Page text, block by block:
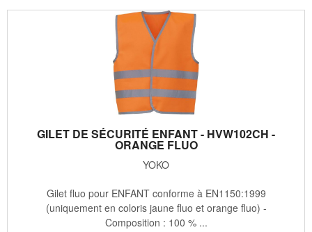
GILET DE SÉCURITÉ ENFANT - HVW102CH -
ORANGE FLUO
YOKO
Gilet fluo pour ENFANT conforme à EN1150:1999
(uniquement en coloris jaune fluo et orange fluo) -
Composition : 100 % ...